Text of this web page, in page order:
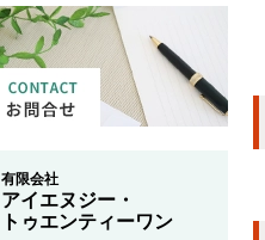
有限会社
アイエヌジー・
トゥエンティーワン